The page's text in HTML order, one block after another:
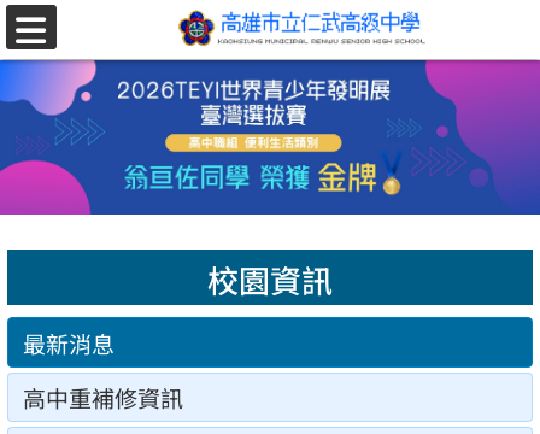
跳至主要內容區
選
單
校園資訊
最新消息
高中重補修資訊